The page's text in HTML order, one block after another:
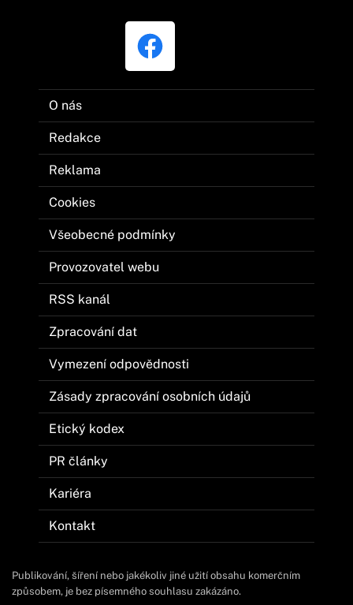
O nás
Redakce
Reklama
Cookies
Všeobecné podmínky
Provozovatel webu
RSS kanál
Zpracování dat
Vymezení odpovědnosti
Zásady zpracování osobních údajů
Etický kodex
PR články
Kariéra
Kontakt
Publikování, šíření nebo jakékoliv jiné užití obsahu komerčním
způsobem, je bez písemného souhlasu zakázáno.